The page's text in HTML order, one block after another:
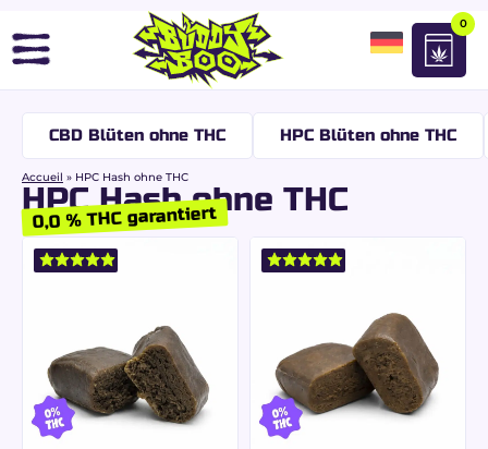
0
CBD Blüten ohne THC HPC Blüten ohne THC
Accueil » HPC Hash ohne THC
HPC Hash ohne THC
0,0 % THC garantiert